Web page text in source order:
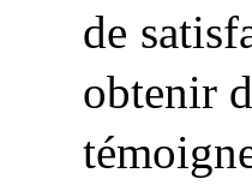
de
obtenir